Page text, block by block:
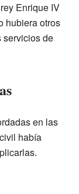
Enrique IV
hubiera otros
servicios de
en las
había